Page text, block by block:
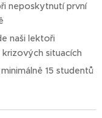
neposkytnutí první
naši lektoři
situacích
15 studentů